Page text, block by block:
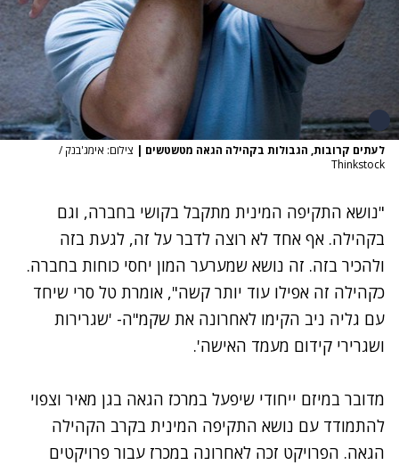
לעתים קרובות, הגבולות בקהילה הגאה מטשטשים | צילום: אימג'בנק /
Thinkstock
"נושא התקיפה המינית מתקבל בקושי בחברה, וגם
בקהילה. אף אחד לא רוצה לדבר על זה, לגעת בזה
ולהכיר בזה. זה נושא שמערער המון יחסי כוחות בחברה.
כקהילה זה אפילו עוד יותר קשה", אומרת טל סרי שיחד
עם גליה ניב הקימו לאחרונה את שקמ"ה- 'שגרירות
ושגרירי קידום מעמד האישה'.
מדובר במיזם ייחודי שיפעל במרכז הגאה בגן מאיר וצפוי
להתמודד עם נושא התקיפה המינית בקרב הקהילה
הגאה. הפרויקט זכה לאחרונה במכרז עבור פרויקטים